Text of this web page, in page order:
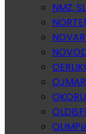
NMZ,
OJMAR